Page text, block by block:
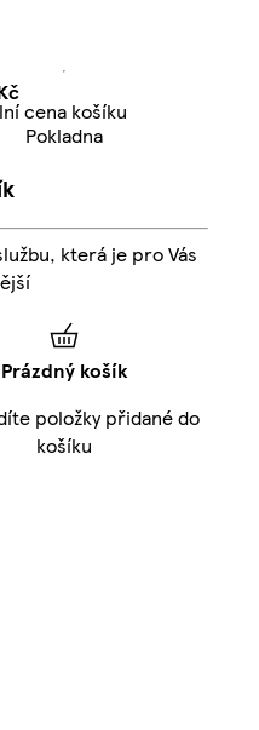
Aktuální cena košíku
cena košíku
Pokladna
která je pro Vás
Prázdný košík
položky přidané do
košíku